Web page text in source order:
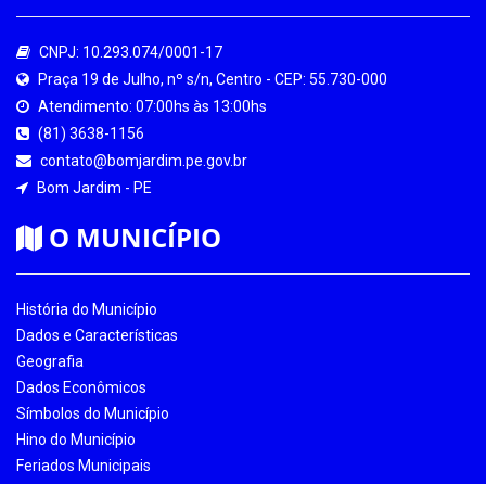
CNPJ: 10.293.074/0001-17
Praça 19 de Julho, nº s/n, Centro - CEP: 55.730-000
Atendimento: 07:00hs às 13:00hs
(81) 3638-1156
contato@bomjardim.pe.gov.br
Bom Jardim - PE
O MUNICÍPIO
História do Município
Dados e Características
Geografia
Dados Econômicos
Símbolos do Município
Hino do Município
Feriados Municipais